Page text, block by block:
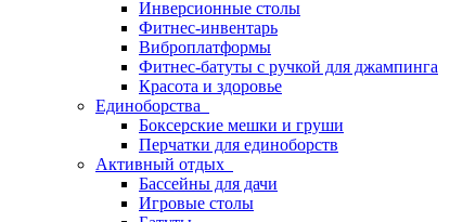
Инверсионные столы
Фитнес-инвентарь
Виброплатформы
Фитнес-батуты с ручкой для джампинга
Красота и здоровье
Единоборства
Боксерские мешки и груши
Перчатки для единоборств
Активный отдых
Бассейны для дачи
Игровые столы